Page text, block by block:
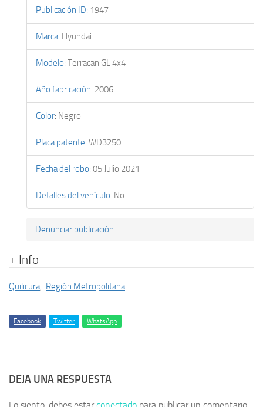
Publicación ID: 1947
Marca: Hyundai
Modelo: Terracan GL 4x4
Año fabricación: 2006
Color: Negro
Placa patente: WD3250
Fecha del robo: 05 Julio 2021
Detalles del vehículo: No
Denunciar publicación
+ Info
Quilicura, Región Metropolitana
Facebook Twitter WhatsApp
DEJA UNA RESPUESTA